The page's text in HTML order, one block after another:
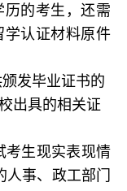
的考生，还需
学认证材料原件
颁发毕业证书的
出具的相关证
考生现实表现情
事、政工部门